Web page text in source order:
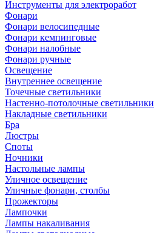
Инструменты для электроработ
Фонари
Фонари велосипедные
Фонари кемпинговые
Фонари налобные
Фонари ручные
Освещение
Внутреннее освещение
Точечные светильники
Настенно-потолочные светильники
Накладные светильники
Бра
Люстры
Споты
Ночники
Настольные лампы
Уличное освещение
Уличные фонари, столбы
Прожекторы
Лампочки
Лампы накаливания